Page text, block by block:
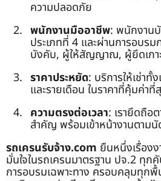
ความปลอดภัย
พนักงานมืออาชีพ: พนักงาน
ประเภทที่ 4 และผ่านการอบร
บังคับ, ผู้ให้สัญญาณ, ผู้ยึดเก
ราคาประหยัด: บริการให้เช่าทั้
และรายเดือน ในราคาที่คุ้มค่าที่
ความตรงต่อเวลา: เรายึดถือ
สำคัญ พร้อมเข้าหน้างานตาม
รถเครนรับจ้าง.com ยืนหนึ่งเรื่อง
มั่นใจในรถเครนมาตรฐาน ปจ.2 ทุ
การอบรมเฉพาะทาง ครอบคลุมทุก